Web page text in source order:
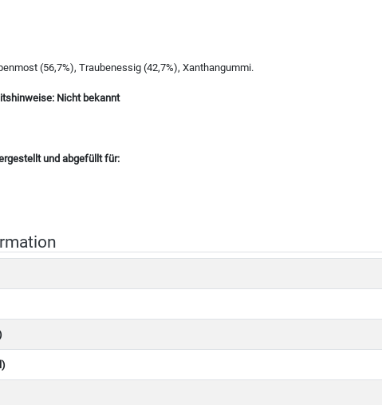
(56,7%), Traubenessig (42,7%), Xanthangummi.
Nicht bekannt
und abgefüllt für: